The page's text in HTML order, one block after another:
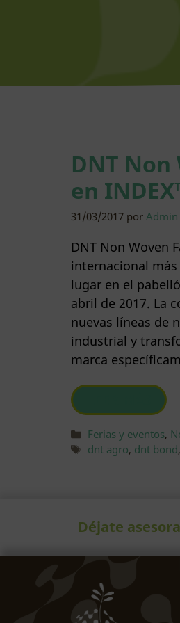
DNT
en
31/03/2017 por Admin
DNT Non Woven
internacional
lugar en el
abril de 2017. La
nuevas líneas de
industrial y
marca
Categorías
Ferias y eventos,
Etiquetas
dnt agro, dnt bond,
Déjate